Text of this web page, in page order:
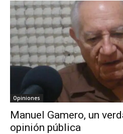
Opiniones
Manuel Gamero, un
opinión pública